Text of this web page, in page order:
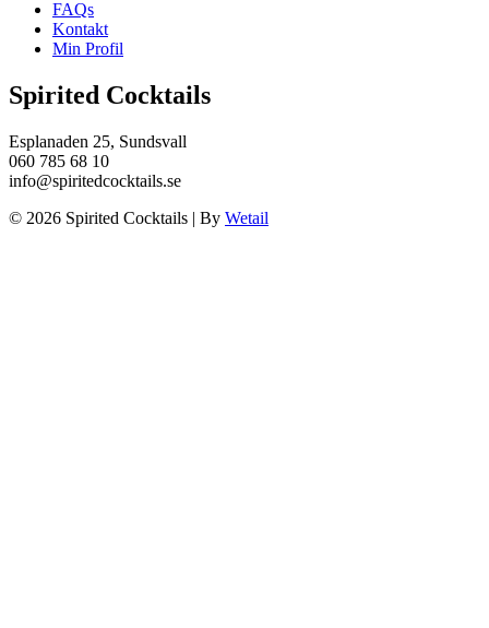
FAQs
Kontakt
Min Profil
Spirited Cocktails
Esplanaden 25, Sundsvall
060 785 68 10
info@spiritedcocktails.se
© 2026 Spirited Cocktails | By Wetail